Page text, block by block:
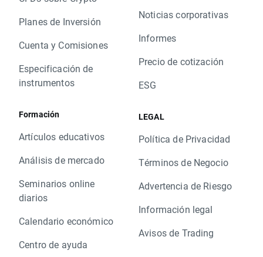
Planes de Inversión
Cuenta y Comisiones
Especificación de
instrumentos
Formación
Artículos educativos
Análisis de mercado
Seminarios online
diarios
Calendario económico
Centro de ayuda
Noticias corporativas
Informes
Precio de cotización
ESG
LEGAL
Política de Privacidad
Términos de Negocio
Advertencia de Riesgo
Información legal
Avisos de Trading